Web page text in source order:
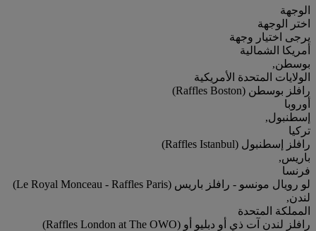
الوجهة
اختر الوجهة
يرجى اختيار وجهة
أمريكا الشمالية
بوسطن,
الولايات المتحدة الأمريكية
رافلز بوسطن (Raffles Boston)
أوروبا
إسطنبول,
تركيا
رافلز إسطنبول (Raffles Istanbul)
باريس,
فرنسا
لو رويال مونسو - رافلز باريس (Le Royal Monceau - Raffles Paris)
لندن,
المملكة المتحدة
رافلز لندن آت ذي أو دبليو أو (Raffles London at The OWO)